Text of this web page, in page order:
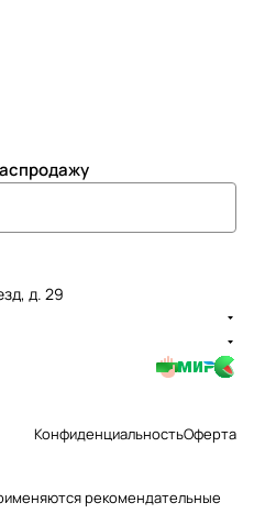
д. 29
КонфиденциальностьОферта
рекомендательные